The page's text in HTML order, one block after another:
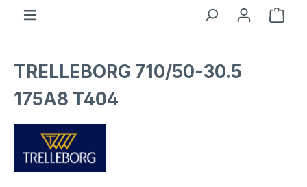
TRELLEBORG 710/50-30.5
175A8 T404